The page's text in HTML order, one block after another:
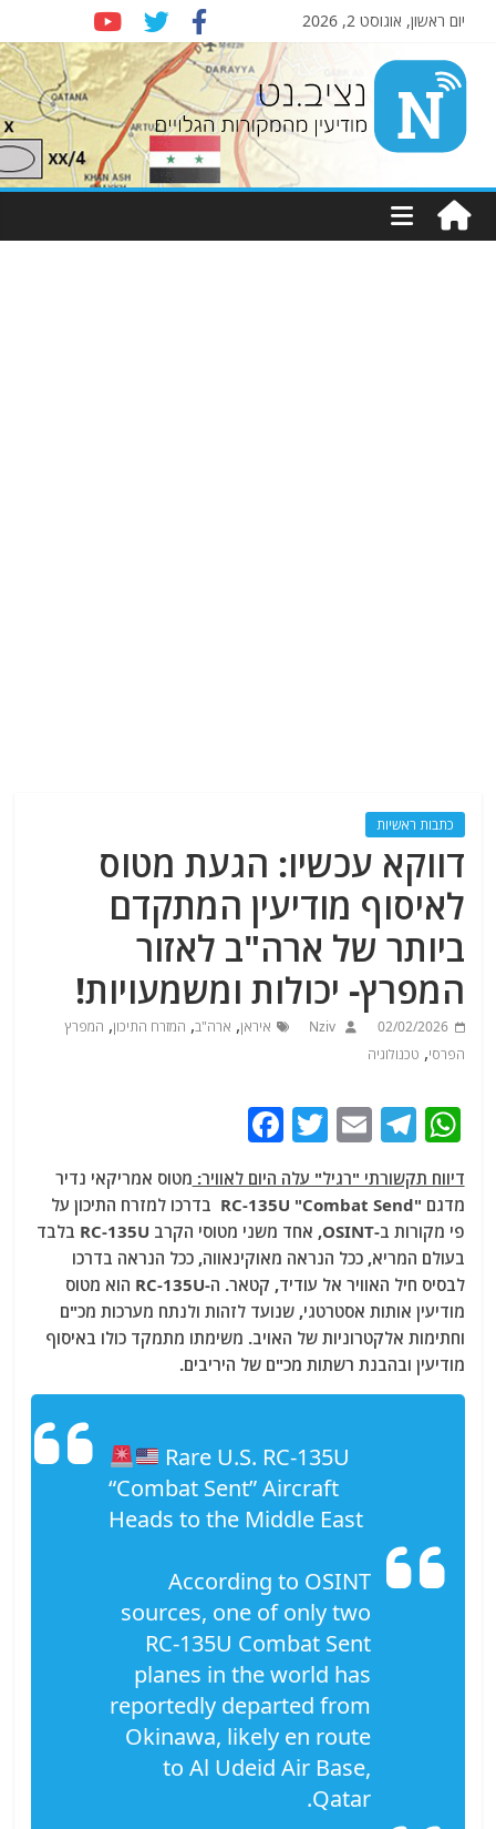
יום ראשון, אוגוסט 2, 2026
Nziv.net
מודיעין
מהמקורות
כתבות ראשיות
דווקא עכשיו: הגעת מטוס
לאיסוף מודיעין המתקדם
ביותר של ארה"ב לאזור
המפרץ- יכולות ומשמעויות!
02/02/2026
Nziv איראן, ארה"ב, המזרח התיכון, המפרץ
הפרסי, טכנולוגיה
W
at
s
A
p
p
T
e
g
ra
m
E
m
ai
l
T
itt
er
a
c
e
b
o
o
k
דיווח תקשורתי "רגיל" עלה היום לאוויר: מטוס אמריקאי נדיר
מדגם "RC-135U "Combat Send בדרכו למזרח התיכון על
פי מקורות ב-OSINT, אחד משני מטוסי הקרב RC-135U בלבד
בעולם המריא, ככל הנראה מאוקינאווה, ככל הנראה בדרכו
לבסיס חיל האוויר אל עודיד, קטאר. ה-RC-135U הוא מטוס
מודיעין אותות אסטרטגי, שנועד לזהות ולנתח מערכות מכ"ם
וחתימות אלקטרוניות של האויב. משימתו מתמקד כולו באיסוף
מודיעין ובהבנת רשתות מכ"ם של היריבים.
Rare U.S. RC-135U
“Combat Sent” Aircraft
Heads to the Middle East
According to OSINT
sources, one of only two
RC-135U Combat Sent
planes in the world has
reportedly departed from
Okinawa, likely en route
to Al Udeid Air Base,
Qatar.